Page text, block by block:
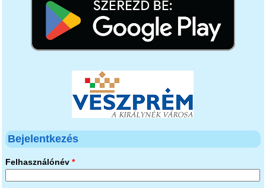
Bejelentkezés
Felhasználónév *